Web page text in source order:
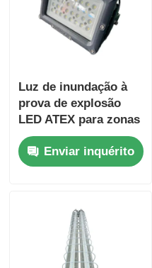
Luz de inundação à
prova de explosão
LED ATEX para zonas
perigosas das zonas
1 e 2Enviar inquérito